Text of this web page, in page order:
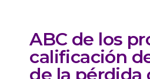
ABC de los
calificación
de la pérdida